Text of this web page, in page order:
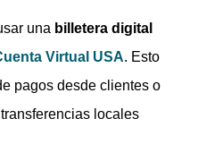
una billetera digital
Virtual USA. Esto
pagos desde clientes o
locales